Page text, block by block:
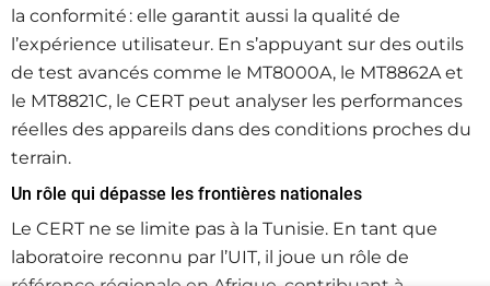
la conformité : elle garantit aussi la qualité de
l’expérience utilisateur. En s’appuyant sur des outils
de test avancés comme le MT8000A, le MT8862A et
le MT8821C, le CERT peut analyser les performances
réelles des appareils dans des conditions proches du
terrain.
Un rôle qui dépasse les frontières nationales
Le CERT ne se limite pas à la Tunisie. En tant que
laboratoire reconnu par l’UIT, il joue un rôle de